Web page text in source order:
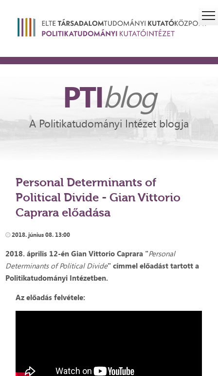
PTIblog
A Politikatudományi Intézet blogja
Personal Determinants of
Political Divide - Gian Vittorio
Caprara előadása
2018. június 08. 13:00
2018. április 12-én Gian Vittorio Caprara "Personal
Determinants of Political Divide" címmel előadást tartott a
Politikatudományi Intézetben.
Az előadás felvétele: